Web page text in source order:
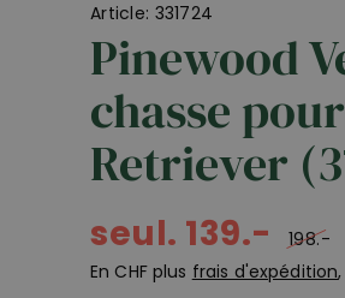
Article: 331724
Pinewood
chasse
Retriever
seul. 139.-
198.-
En CHF plus frais d'expédition